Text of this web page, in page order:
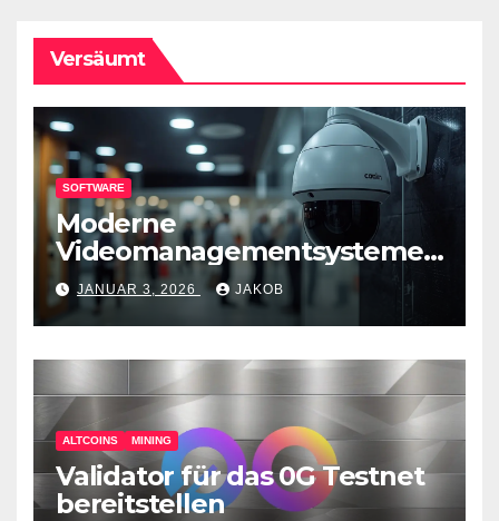
Versäumt
SOFTWARE
Moderne
Videomanagementsysteme
(VMS) – mehr als nur
Überwachungswerkzeuge
JANUAR 3, 2026 JAKOB
ALTCOINS MINING
Validator für das 0G Testnet
bereitstellen